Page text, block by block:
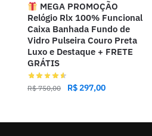
MEGA PROMOÇÃO
Relógio Rlx 100% Funcional
Caixa Banhada Fundo de
Vidro Pulseira Couro Preta
Luxo e Destaque + FRETE
GRÁTIS
R$750,00 R$297,00